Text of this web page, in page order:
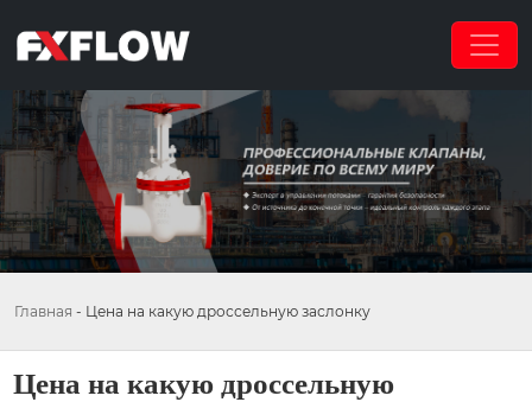
Главная - Цена на какую дроссельную заслонку
Цена на какую дроссельную